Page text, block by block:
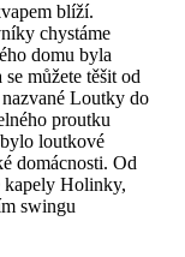
blíží.
chystáme
domu byla
můžete těšit od
Loutky do
proutku
loutkové
domácnosti. Od
kapely Holinky,
swingu